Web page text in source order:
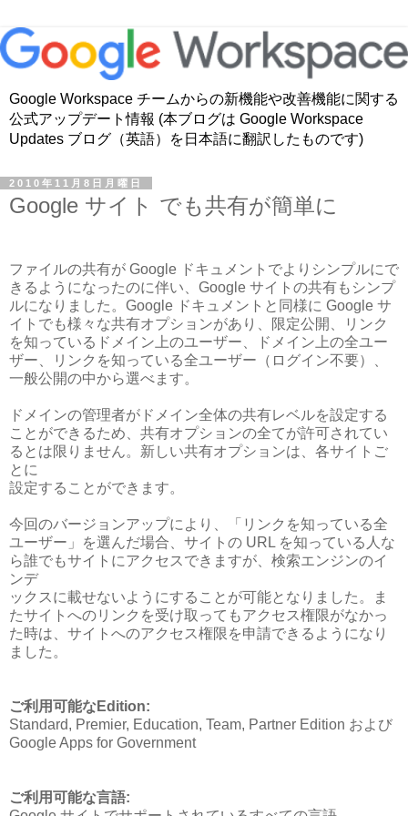
Google Workspace チームからの新機能や改善機能に関する
公式アップデート情報 (本ブログは Google Workspace
Updates ブログ（英語）を日本語に翻訳したものです)
2010年11月8日月曜日
Google サイト でも共有が簡単に
ファイルの共有が Google ドキュメントでよりシンプルにで
きるようになったのに伴い、Google サイトの共有もシンプ
ルになりました。Google ドキュメントと同様に Google サ
イトでも様々な共有オプションがあり、限定公開、リンク
を知っているドメイン上のユーザー、ドメイン上の全ユー
ザー、リンクを知っている全ユーザー（ログイン不要）、
一般公開の中から選べます。
ドメインの管理者がドメイン全体の共有レベルを設定する
ことができるため、共有オプションの全てが許可されてい
るとは限りません。新しい共有オプションは、各サイトご
とに
設定することができます。
今回のバージョンアップにより、「リンクを知っている全
ユーザー」を選んだ場合、サイトの URL を知っている人な
ら誰でもサイトにアクセスできますが、検索エンジンのイ
ンデ
ックスに載せないようにすることが可能となりました。ま
たサイトへのリンクを受け取ってもアクセス権限がなかっ
た時は、サイトへのアクセス権限を申請できるようになり
ました。
ご利用可能なEdition:
Standard, Premier, Education, Team, Partner Edition および
Google Apps for Government
ご利用可能な言語: